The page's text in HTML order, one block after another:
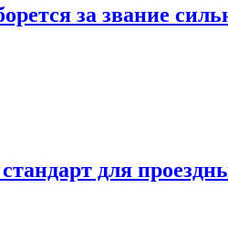
за звание
для